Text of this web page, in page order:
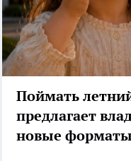
Поймать
предлагает
новые форматы